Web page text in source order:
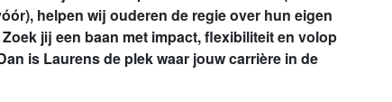
helpen wij ouderen de regie over hun eigen
jij een baan met impact, flexibiliteit en volop
is Laurens de plek waar jouw carrière in de